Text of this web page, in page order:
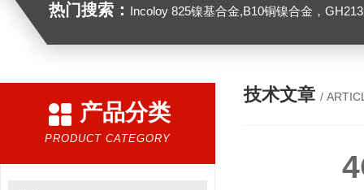
热门搜索： Incoloy 825镍基合金,B10铜镍合金，GH2132高温合金，C276
产品分类
PRODUCT CATEGORY
技术文章 /